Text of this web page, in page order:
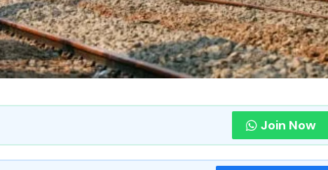
Join Now